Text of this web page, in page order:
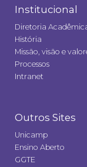
Institucional
Diretoria
História
Missão, visão e
Processos
Intranet
Outros Sites
Unicamp
Ensino Aberto
GGTE